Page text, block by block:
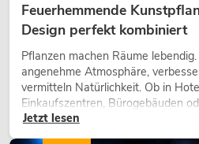
Feuerhemmende
Design perfekt kombiniert
Pflanzen machen Räume
angenehme Atmosphäre,
vermitteln Natürlichkeit. Ob in
Einkaufszentren, Bürogebäuden
eine hochwertige Begrünung
modernen Raumkonzept.
Jetzt lesen